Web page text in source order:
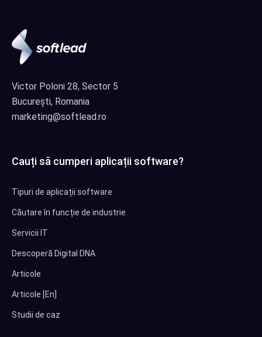
Victor Poloni 28, Sector 5
București, Romania
marketing@softlead.ro
Cauți să cumperi aplicații software?
Tipuri de aplicații software
Căutare în funcție de industrie
Servicii IT
Descoperă Digital DNA
Articole
Articole [En]
Studii de caz